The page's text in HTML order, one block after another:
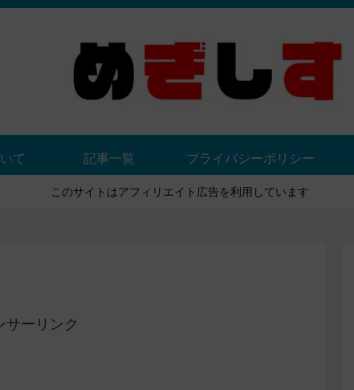
て 記事一覧 プライバシーポリシー
このサイトはアフィリエイト広告を利用しています
サーリンク